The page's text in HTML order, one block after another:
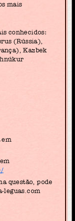
mais
conhecidos:
(Rússia),
Kazbek
em
questão, pode
leguas.com